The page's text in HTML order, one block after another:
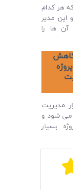
که هر کدام
این مدیر
ها را
مدیریت
می ‌شود و
بسیار